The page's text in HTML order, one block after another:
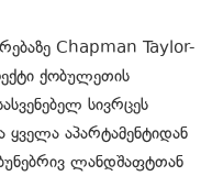
Chapman Taylor-
ქობულეთის
სივრცეს
ყველა აპარტამენტიდან
ლანდშაფტთან